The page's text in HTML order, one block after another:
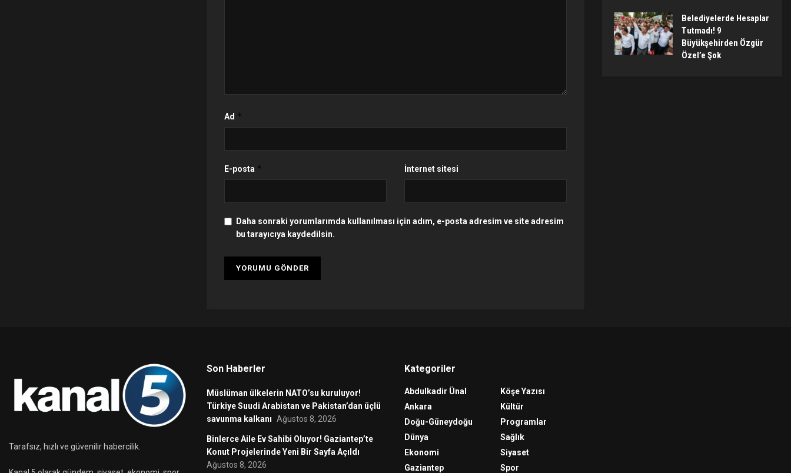
Ad *
E-posta * İnternet sitesi
Daha sonraki yorumlarımda kullanılması için adım, e-posta adresim ve site adresim
bu tarayıcıya kaydedilsin.
Belediyelerde Hesaplar
Tutmadı! 9
Büyükşehirden Özgür
Özel’e Şok
Tarafsız, hızlı ve güvenilir habercilik.
Son Haberler
Müslüman ülkelerin NATO’su kuruluyor!
Türkiye Suudi Arabistan ve Pakistan’dan üçlü
savunma kalkanı Ağustos 8, 2026
Binlerce Aile Ev Sahibi Oluyor! Gaziantep’te
Konut Projelerinde Yeni Bir Sayfa Açıldı
Ağustos 8, 2026
Kategoriler
Abdulkadir Ünal
Ankara
Doğu-Güneydoğu
Dünya
Ekonomi
Gaziantep
Köşe Yazısı
Kültür
Programlar
Sağlık
Siyaset
Spor